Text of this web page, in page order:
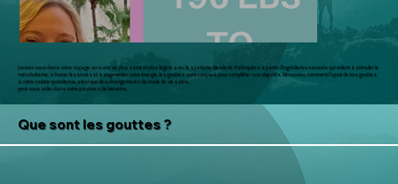
Que sont les gouttes ?
Lancez-vous dans votre voyage vers une vie plus saine et plus légère avec le système Slenderiiz ! Fabriquées à partir d'ingrédients naturels qui aident à stimuler le
métabolisme, à freiner les envies et à augmenter votre énergie, les gouttes sont conçues pour compléter vos objectifs. Découvrez comment l'ajout de nos gouttes
à votre routine quotidienne, ainsi que des changements de mode de vie sains,
peut vous aider dans votre parcours de bien-être.